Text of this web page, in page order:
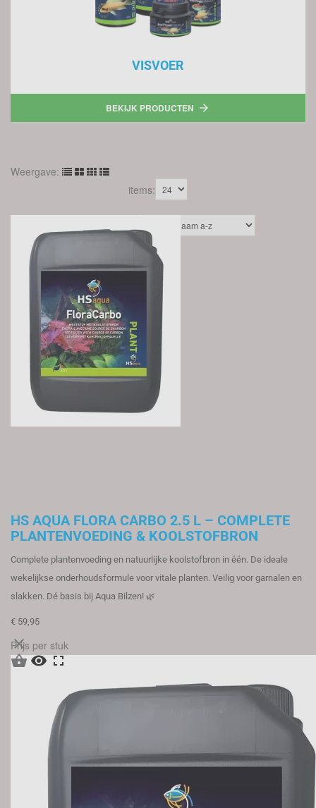
VISVOER
BEKIJK PRODUCTEN 
Weergave:
items:
HS AQUA FLORA CARBO 2.5 L – COMPLETE
PLANTENVOEDING & KOOLSTOFBRON
Complete plantenvoeding en natuurlijke koolstofbron in één. De ideale
wekelijkse onderhoudsformule voor vitale planten. Veilig voor garnalen en
slakken. Dé basis bij Aqua Bilzen! 🌿
€ 59,95
Prijs per stuk

